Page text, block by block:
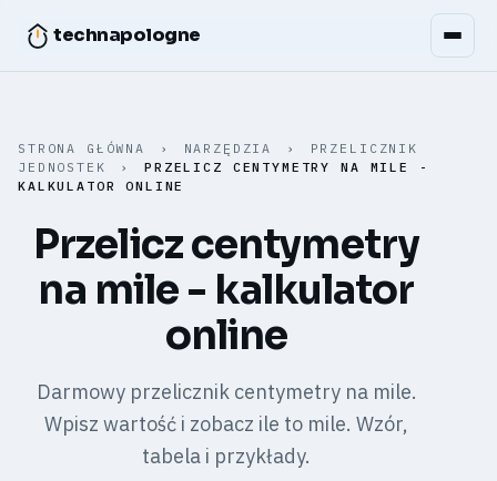
technapologne
STRONA GŁÓWNA › NARZĘDZIA ›
PRZELICZNIK
JEDNOSTEK
›
PRZELICZ CENTYMETRY NA MILE -
KALKULATOR ONLINE
Przelicz centymetry
na mile - kalkulator
online
Darmowy przelicznik centymetry na mile.
Wpisz wartość i zobacz ile to mile. Wzór,
tabela i przykłady.